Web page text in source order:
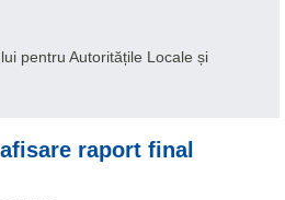
pentru Autoritățile Locale și
raport final